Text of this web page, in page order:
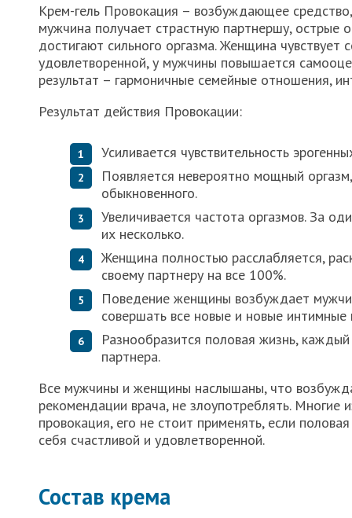
Крем-гель Провокация – возбуждающее
мужчина получает страстную партнершу,
достигают сильного оргазма. Женщина чувствует
удовлетворенной, у мужчины повышается
результат – гармоничные семейные отношения,
Результат действия Провокации:
Усиливается чувствительность
Появляется невероятно мощный
обыкновенного.
Увеличивается частота оргазмов. За
их несколько.
Женщина полностью расслабляется,
своему партнеру на все 100%.
Поведение женщины возбуждает
совершать все новые и новые интимные
Разнообразится половая жизнь,
партнера.
Все мужчины и женщины наслышаны, что
рекомендации врача, не злоупотреблять.
провокация, его не стоит применять, если
себя счастливой и удовлетворенной.
Состав крема